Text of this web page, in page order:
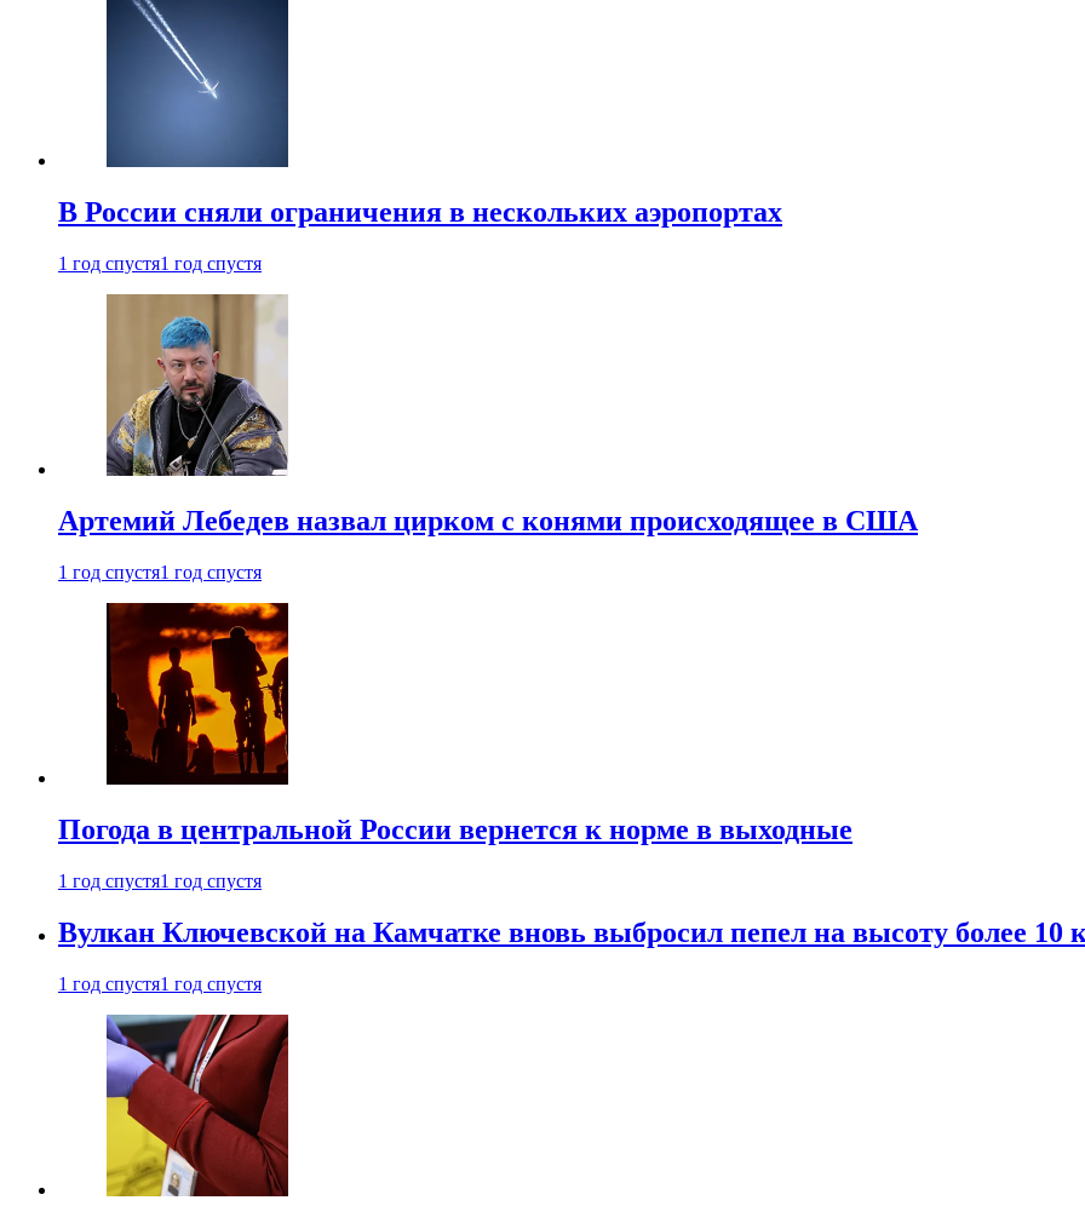
В России сняли ограничения в нескольких аэропортах
1 год спустя1 год спустя
Артемий Лебедев назвал цирком с конями происходящее в США
1 год спустя1 год спустя
Погода в центральной России вернется к норме в выходные
1 год спустя1 год спустя
Вулкан Ключевской на Камчатке вновь выбросил пепел на высоту более 10
1 год спустя1 год спустя